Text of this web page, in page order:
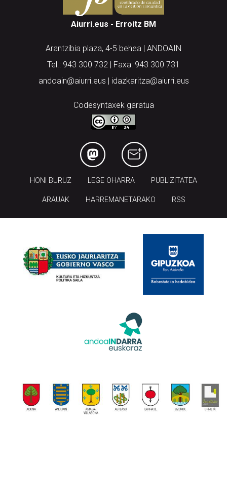
Aiurri.eus - Erroitz BM
Arantzibia plaza, 4-5 behea | ANDOAIN
Tel.: 943 300 732 | Faxa: 943 300 731
andoain@aiurri.eus | idazkaritza@aiurri.eus
Codesyntaxek garatua
HONI BURUZ LEGE OHARRA PUBLIZITATEA
ARAUAK HARREMANETARAKO RSS